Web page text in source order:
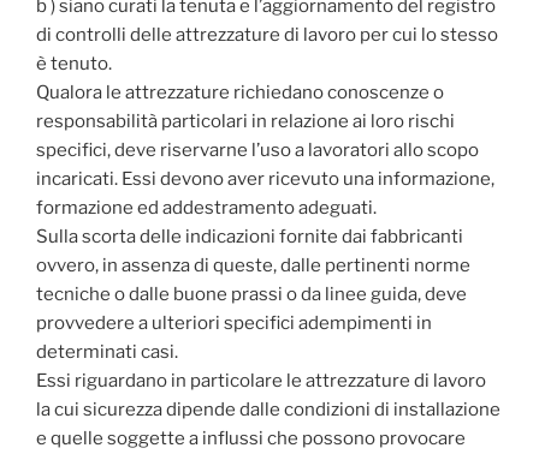
b ) siano curati la tenuta e l’aggiornamento del registro
di controlli delle attrezzature di lavoro per cui lo stesso
è tenuto.
Qualora le attrezzature richiedano conoscenze o
responsabilità particolari in relazione ai loro rischi
specifici, deve riservarne l’uso a lavoratori allo scopo
incaricati. Essi devono aver ricevuto una informazione,
formazione ed addestramento adeguati.
Sulla scorta delle indicazioni fornite dai fabbricanti
ovvero, in assenza di queste, dalle pertinenti norme
tecniche o dalle buone prassi o da linee guida, deve
provvedere a ulteriori specifici adempimenti in
determinati casi.
Essi riguardano in particolare le attrezzature di lavoro
la cui sicurezza dipende dalle condizioni di installazione
e quelle soggette a influssi che possono provocare